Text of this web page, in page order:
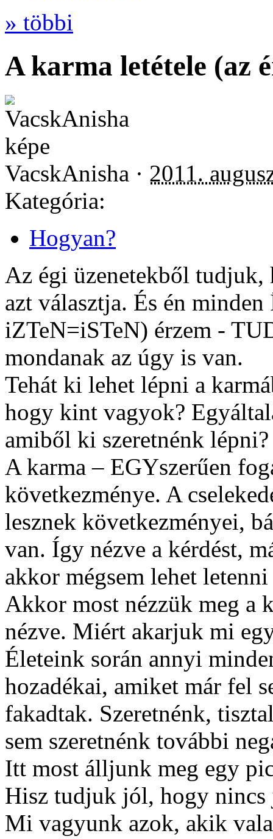
» többi
A karma letétele (az
VacskAnisha · 2011.
Kategória:
Hogyan?
Az égi üzenetekből tudjuk,
azt választja. És én
iZTeN=iSTeN) érzem -
mondanak az úgy is van.
Tehát ki lehet lépni a
hogy kint vagyok?
amiből ki szeretnénk lépni?
A karma – EGYszerűen
következménye. A
lesznek következményei,
van. Így nézve a kérdést,
akkor mégsem lehet
Akkor most nézzük meg a
nézve. Miért akarjuk mi
Életeink során annyi
hozadékai, amiket már fel
fakadtak. Szeretnénk,
sem szeretnénk további
Itt most álljunk meg egy
Hisz tudjuk jól, hogy nincs
Mi vagyunk azok, akik